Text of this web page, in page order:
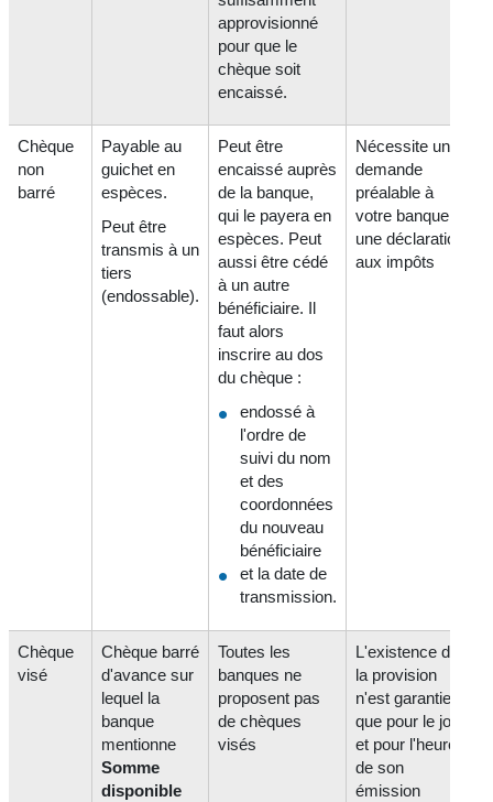
approvisionné
pour que le
chèque soit
encaissé.
Chèque
non
barré
Payable au
guichet en
espèces.
Peut être
transmis à un
tiers
(endossable).
Peut être
encaissé auprès
de la banque,
qui le payera en
espèces. Peut
aussi être cédé
à un autre
bénéficiaire. Il
faut alors
inscrire au dos
du chèque :
endossé à
l'ordre de
suivi du nom
et des
coordonnées
du nouveau
bénéficiaire
et la date de
transmission.
Nécessite une
demande
préalable à
votre banque et
une déclaration
aux impôts
Chèque
visé
Chèque barré
d'avance sur
lequel la
banque
mentionne
Somme
disponible
Toutes les
banques ne
proposent pas
de chèques
visés
L'existence de
la provision
n'est garantie
que pour le jour
et pour l'heure
de son
émission